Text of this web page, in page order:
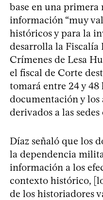
base en una primera
información “muy
históricos y para la
desarrolla la Fiscalía
Crímenes de Lesa
el fiscal de Corte
tomará entre 24 y 48
documentación y los
derivados a las
Díaz señaló que los
la dependencia
información a los
contexto histórico,
de los historiadores